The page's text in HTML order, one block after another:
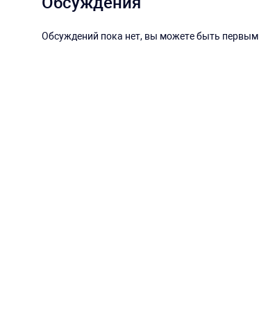
Обсуждений пока нет, вы можете быть первым